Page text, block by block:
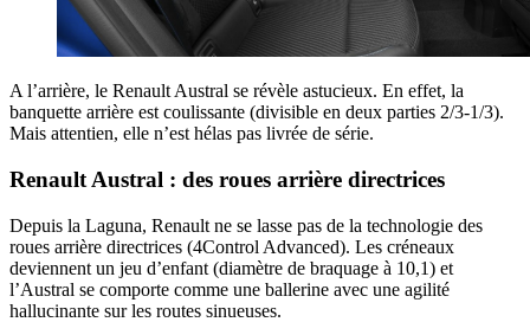
A l’arrière, le Renault Austral se révèle astucieux. En effet, la
banquette arrière est coulissante (divisible en deux parties 2/3-1/3).
Mais attentien, elle n’est hélas pas livrée de série.
Renault Austral : des roues arrière directrices
Depuis la Laguna, Renault ne se lasse pas de la technologie des
roues arrière directrices (4Control Advanced). Les créneaux
deviennent un jeu d’enfant (diamètre de braquage à 10,1) et
l’Austral se comporte comme une ballerine avec une agilité
hallucinante sur les routes sinueuses.